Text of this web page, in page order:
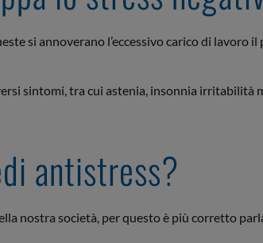
si annoverano l’eccessivo carico di lavoro
sintomi, tra cui astenia, insonnia irritabilità
antistress?
nostra società, per questo è più corretto